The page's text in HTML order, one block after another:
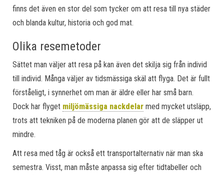
finns det även en stor del som tycker om att resa till nya städer
och blanda kultur, historia och god mat.
Olika resemetoder
Sättet man väljer att resa på kan även det skilja sig från individ
till individ. Många väljer av tidsmässiga skäl att flyga. Det är fullt
förståeligt, i synnerhet om man är äldre eller har små barn.
Dock har flyget miljömässiga nackdelar med mycket utsläpp,
trots att tekniken på de moderna planen gör att de släpper ut
mindre.
Att resa med tåg är också ett transportalternativ när man ska
semestra. Visst, man måste anpassa sig efter tidtabeller och